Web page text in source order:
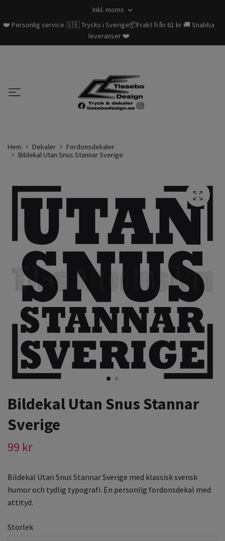
Inkl. moms
❤️ Personlig service 🇸🇪 Trycks i Sverige📦Frakt från 61 kr 🚚 Snabba
leveranser ❤️
Hem Dekaler
Fordonsdekaler
Bildekal Utan Snus Stannar Sverige
Bildekal Utan Snus Stannar
Sverige
99 kr
Bildekal Utan Snus Stannar Sverige med klassisk svensk
humor och tydlig typografi. En personlig fordonsdekal med
attityd.
Storlek